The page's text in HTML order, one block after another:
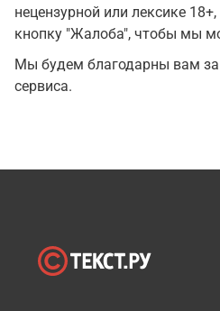
нецензурной или лексике
кнопку "Жалоба", чтобы мы
Мы будем благодарны вам за
сервиса.